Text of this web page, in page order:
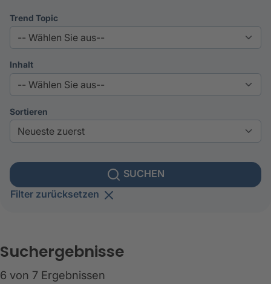
Trend Topic
Inhalt
Sortieren
SUCHEN
Filter zurücksetzen
Suchergebnisse
6 von 7 Ergebnissen